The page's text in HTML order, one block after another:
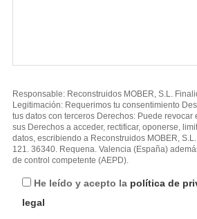
Responsable: Reconstruidos MOBER, S.L.
Legitimación: Requerimos tu consentimiento
tus datos con terceros Derechos: Puede
sus Derechos a acceder, rectificar, oponerse,
datos, escribiendo a Reconstruidos MOBER,
121. 36340. Requena. Valencia (España)
de control competente (AEPD).
He leído y acepto la política de
legal